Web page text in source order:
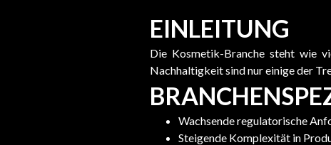
EINLEITUNG
Die Kosmetik-Branche steht wie
Nachhaltigkeit sind nur einige der
Wachsende regulatorische
Steigende Komplexität in